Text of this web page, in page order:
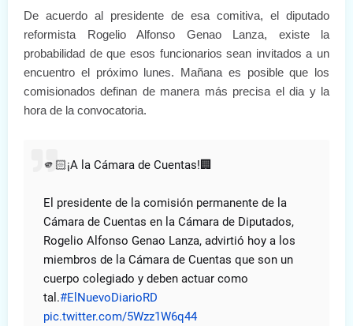
De acuerdo al presidente de esa comitiva, el diputado
reformista Rogelio Alfonso Genao Lanza, existe la
probabilidad de que esos funcionarios sean invitados a un
encuentro el próximo lunes. Mañana es posible que los
comisionados definan de manera más precisa el dia y la
hora de la convocatoria.
🫵🏻¡A la Cámara de Cuentas!🏢
El presidente de la comisión permanente de la
Cámara de Cuentas en la Cámara de Diputados,
Rogelio Alfonso Genao Lanza, advirtió hoy a los
miembros de la Cámara de Cuentas que son un
cuerpo colegiado y deben actuar como
tal.#ElNuevoDiarioRD
pic.twitter.com/5Wzz1W6q44